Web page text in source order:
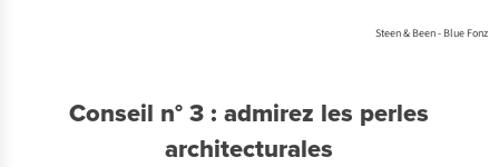
Steen & Been - Blue Fonz
Conseil n° 3 : admirez les perles
architecturales